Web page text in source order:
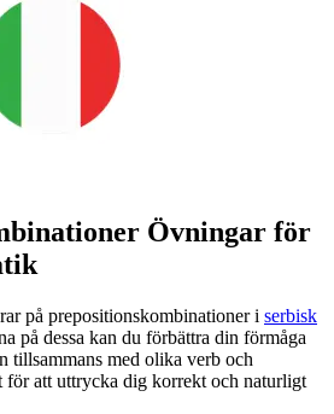
Övningar för
på prepositionskombinationer i serbisk
på dessa kan du förbättra din förmåga
tillsammans med olika verb och
att uttrycka dig korrekt och naturligt